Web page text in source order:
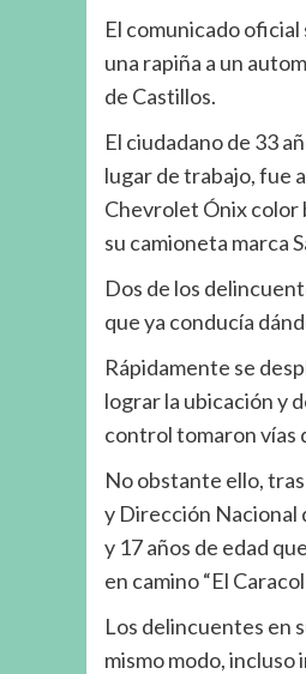
El comunicado oficial
una rapiña a un
de Castillos.
El ciudadano de 33
lugar de trabajo, fue
Chevrolet Ónix color
su camioneta marca
Dos de los
que ya conducía
Rápidamente se
lograr la ubicación y
control tomaron vías
No obstante ello,
y Dirección Nacional
y 17 años de edad
en camino “El
Los delincuentes en
mismo modo,